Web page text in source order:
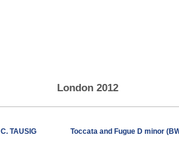
London 2012
C. TAUSIG
Toccata and Fugue D minor